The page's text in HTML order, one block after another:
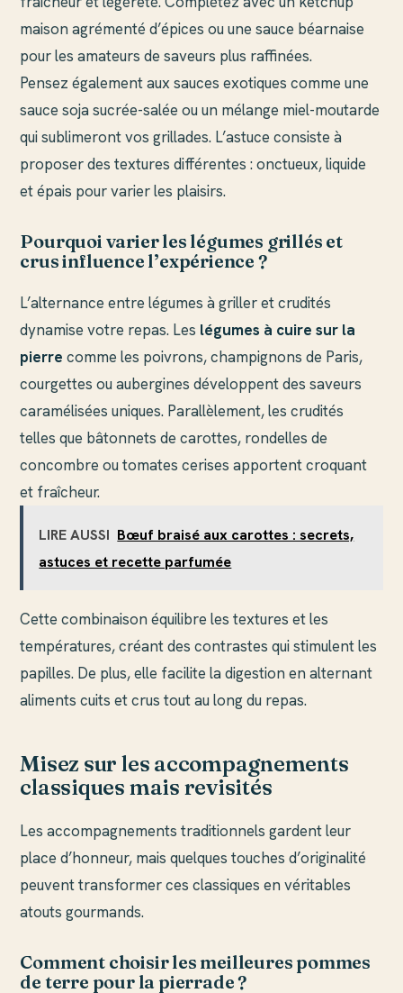
maison agrémenté d’épices ou une sauce béarnaise
pour les amateurs de saveurs plus raffinées.
Pensez également aux sauces exotiques comme une
sauce soja sucrée-salée ou un mélange miel-moutarde
qui sublimeront vos grillades. L’astuce consiste à
proposer des textures différentes : onctueux, liquide
et épais pour varier les plaisirs.
Pourquoi varier les légumes grillés et
crus influence l’expérience ?
L’alternance entre légumes à griller et crudités
dynamise votre repas. Les légumes à cuire sur la
pierre comme les poivrons, champignons de Paris,
courgettes ou aubergines développent des saveurs
caramélisées uniques. Parallèlement, les crudités
telles que bâtonnets de carottes, rondelles de
concombre ou tomates cerises apportent croquant
et fraîcheur.
LIRE AUSSI Bœuf braisé aux carottes : secrets,
astuces et recette parfumée
Cette combinaison équilibre les textures et les
températures, créant des contrastes qui stimulent les
papilles. De plus, elle facilite la digestion en alternant
aliments cuits et crus tout au long du repas.
Misez sur les accompagnements
classiques mais revisités
Les accompagnements traditionnels gardent leur
place d’honneur, mais quelques touches d’originalité
peuvent transformer ces classiques en véritables
atouts gourmands.
Comment choisir les meilleures pommes
de terre pour la pierrade ?